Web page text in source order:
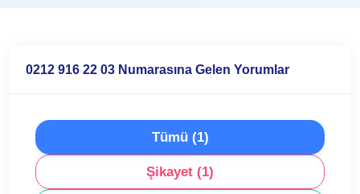
0212 916 22 03 Numarasına Gelen Yorumlar
Tümü (1)
Şikayet (1)